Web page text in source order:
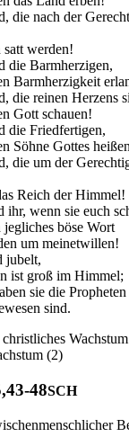
die nach der
satt werden!
die Barmherzigen,
Barmherzigkeit
die reinen Herzens
Gott schauen!
die Friedfertigen,
Söhne Gottes
die um der
Reich der Himmel!
ihr, wenn sie euch
böse Wort
um meinetwillen!
jubelt,
ist groß im Himmel;
sie die
sind.
(2)
48SCH